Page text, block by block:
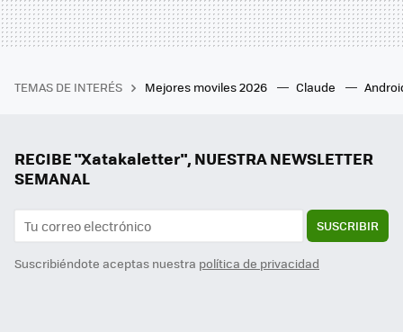
TEMAS DE INTERÉS Mejores moviles 2026 Claude
RECIBE "Xatakaletter", NUESTRA NEWSLETTER
SEMANAL
SUSCRIBIR
Suscribiéndote aceptas nuestra política de privacidad